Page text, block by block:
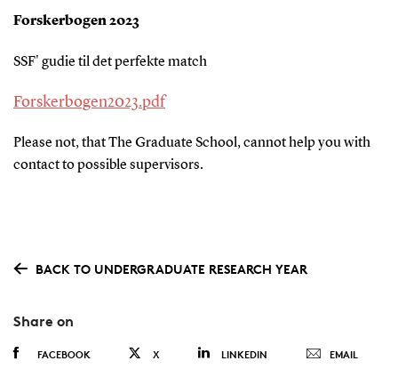
Forskerbogen 2023
SSF' gudie til det perfekte match
Forskerbogen2023.pdf
Please not, that The Graduate School, cannot help you with
contact to possible supervisors.
BACK TO UNDERGRADUATE RESEARCH YEAR
Share on
FACEBOOK X LINKEDIN EMAIL